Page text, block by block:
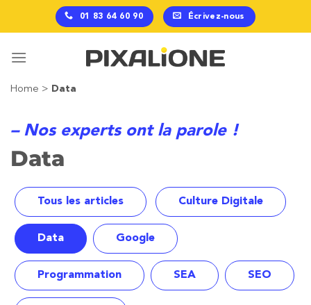
01 83 64 60 90 Écrivez-nous
Home > Data
– Nos experts ont la parole !
Data
Tous les articles Culture Digitale
Data Google
Programmation SEA SEO